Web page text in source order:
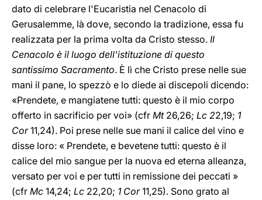
dato di celebrare l'Eucaristia nel Cenacolo di
Gerusalemme, là dove, secondo la tradizione, essa fu
realizzata per la prima volta da Cristo stesso. Il
Cenacolo è il luogo dell'istituzione di questo
santissimo Sacramento. È lì che Cristo prese nelle sue
mani il pane, lo spezzò e lo diede ai discepoli dicendo:
«Prendete, e mangiatene tutti: questo è il mio corpo
offerto in sacrificio per voi» (cfr Mt26,26; Lc 22,19; 1
Cor11,24). Poi prese nelle sue mani il calice del vino e
disse loro: « Prendete, e bevetene tutti: questo è il
calice del mio sangue per la nuova ed eterna alleanza,
versato per voi e per tutti in remissione dei peccati »
(cfr Mc 14,24; Lc 22,20; 1 Cor11,25). Sono grato al